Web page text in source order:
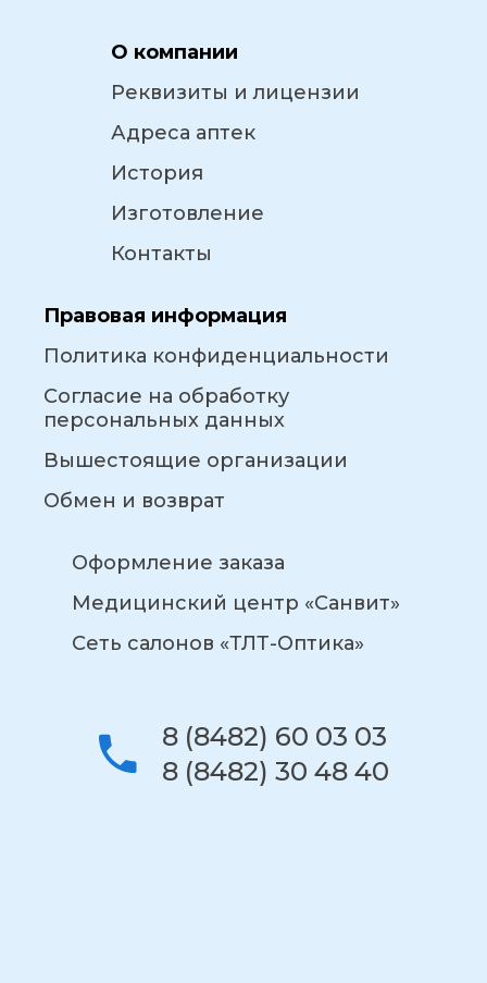
О компании
Реквизиты и лицензии
Адреса аптек
История
Изготовление
Контакты
Правовая информация
Политика конфиденциальности
Согласие на обработку
персональных данных
Вышестоящие организации
Обмен и возврат
Оформление заказа
Медицинский центр «Санвит»
Сеть салонов «ТЛТ-Оптика»
8 (8482) 60 03 03
8 (8482) 30 48 40